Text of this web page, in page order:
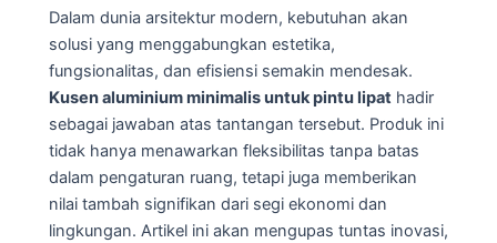
Dalam dunia arsitektur modern, kebutuhan akan
solusi yang menggabungkan estetika,
fungsionalitas, dan efisiensi semakin mendesak.
Kusen aluminium minimalis untuk pintu lipat hadir
sebagai jawaban atas tantangan tersebut. Produk ini
tidak hanya menawarkan fleksibilitas tanpa batas
dalam pengaturan ruang, tetapi juga memberikan
nilai tambah signifikan dari segi ekonomi dan
lingkungan. Artikel ini akan mengupas tuntas inovasi,